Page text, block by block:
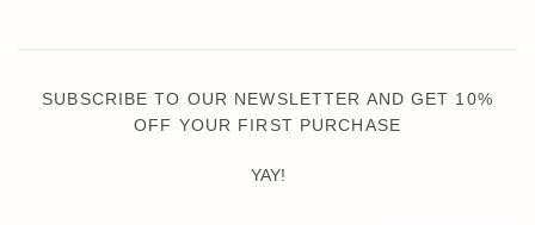
SUBSCRIBE TO OUR NEWSLETTER AND GET 10%
OFF YOUR FIRST PURCHASE
YAY!